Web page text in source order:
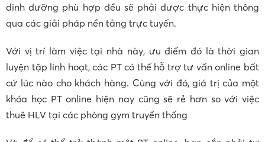
dinh dưỡng phù hợp đều sẽ phải được thực hiện thông
qua các giải pháp nền tảng trực tuyến.
Với vị trí làm việc tại nhà này, ưu điểm đó là thời gian
luyện tập linh hoạt, các PT có thể hỗ trợ tư vấn online bất
cứ lúc nào cho khách hàng. Cùng với đó, giá trị của một
khóa học PT online hiện nay cũng sẽ rẻ hơn so với việc
thuê HLV tại các phòng gym truyền thống